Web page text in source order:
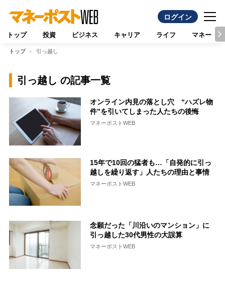
ログイン
トップ 投資 ビジネス キャリア ライフ マネー
トップ 引っ越し
引っ越し の記事一覧
オンライン内見の落とし穴 “ハズレ物
件”を引いてしまった人たちの後悔
マネーポストWEB
15年で10回の猛者も…「自発的に引っ
越しを繰り返す」人たちの理由と事情
マネーポストWEB
念願だった「川沿いのマンション」に
引っ越した30代男性の大誤算
マネーポストWEB